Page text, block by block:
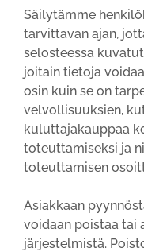
Säilytämme
tarvittavan ajan,
selosteessa
joitain tietoja
osin kuin se on
velvollisuuksien,
kuluttajakauppaa
toteuttamiseksi ja
toteuttamisen
Asiakkaan
voidaan poistaa tai
järjestelmistä.